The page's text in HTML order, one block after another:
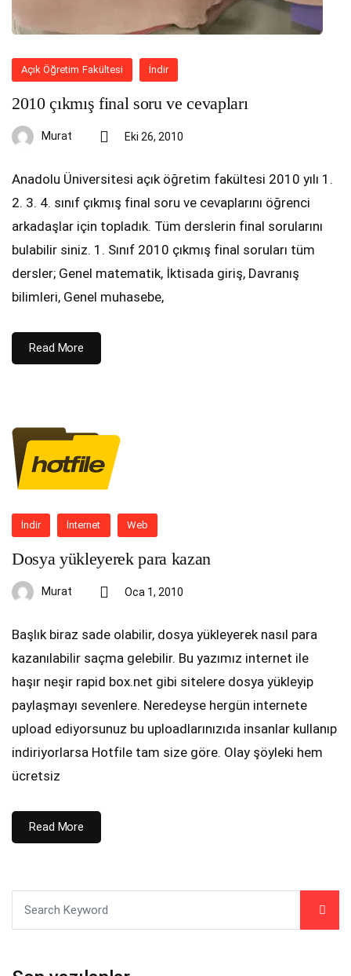
Açık Öğretim Fakültesi İndir
2010 çıkmış final soru ve cevapları
Murat Eki 26, 2010
Anadolu Üniversitesi açık öğretim fakültesi 2010 yılı 1.
2. 3. 4. sınıf çıkmış final soru ve cevaplarını öğrenci
arkadaşlar için topladık. Tüm derslerin final sorularını
bulabilir siniz. 1. Sınıf 2010 çıkmış final soruları tüm
dersler; Genel matematik, İktisada giriş, Davranış
bilimleri, Genel muhasebe,
Read More
İndir İnternet Web
Dosya yükleyerek para kazan
Murat Oca 1, 2010
Başlık biraz sade olabilir, dosya yükleyerek nasıl para
kazanılabilir saçma gelebilir. Bu yazımız internet ile
haşır neşir rapid box.net gibi sitelere dosya yükleyip
paylaşmayı sevenlere. Neredeyse hergün internete
upload ediyorsunuz bu uploadlarınızıda insanlar kullanıp
indiriyorlarsa Hotfile tam size göre. Olay şöyleki hem
ücretsiz
Read More